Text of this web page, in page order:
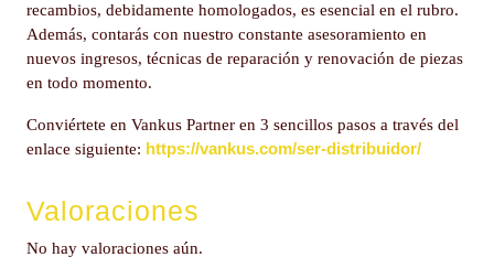
recambios, debidamente homologados, es esencial en el rubro.
Además, contarás con nuestro constante asesoramiento en
nuevos ingresos, técnicas de reparación y renovación de piezas
en todo momento.
Conviértete en Vankus Partner en 3 sencillos pasos a través del
enlace siguiente: https://vankus.com/ser-distribuidor/
Valoraciones
No hay valoraciones aún.